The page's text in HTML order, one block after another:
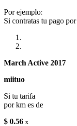
Por ejemplo:
Si contratas tu pago
March Active 2017
miituo
Si tu tarifa
por km es de
$ 0.56 x